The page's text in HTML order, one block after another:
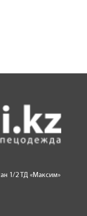
1/2 ТД «Максим»